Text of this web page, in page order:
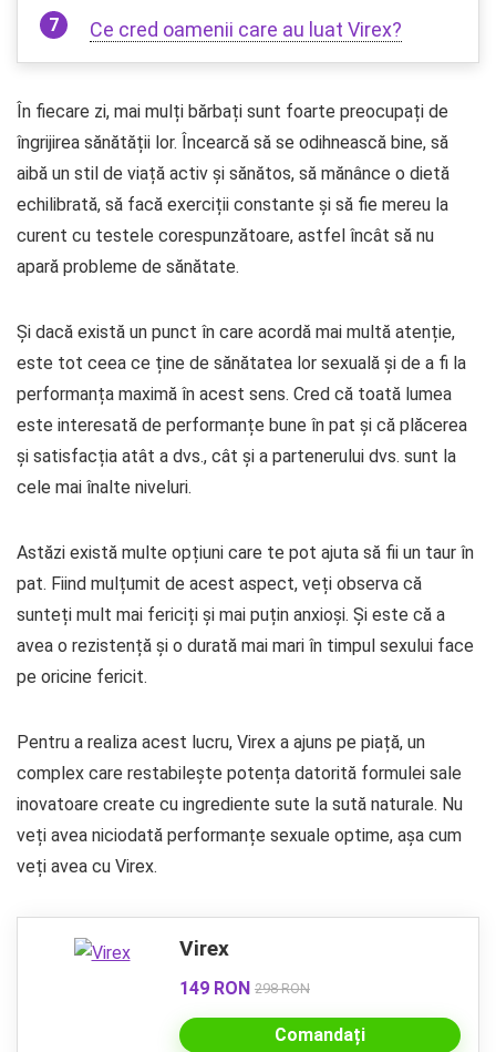
Ce cred oamenii care au luat Virex?
În fiecare zi, mai mulți bărbați sunt foarte preocupați de
îngrijirea sănătății lor. Încearcă să se odihnească bine, să
aibă un stil de viață activ și sănătos, să mănânce o dietă
echilibrată, să facă exerciții constante și să fie mereu la
curent cu testele corespunzătoare, astfel încât să nu
apară probleme de sănătate.
Și dacă există un punct în care acordă mai multă atenție,
este tot ceea ce ține de sănătatea lor sexuală și de a fi la
performanța maximă în acest sens. Cred că toată lumea
este interesată de performanțe bune în pat și că plăcerea
și satisfacția atât a dvs., cât și a partenerului dvs. sunt la
cele mai înalte niveluri.
Astăzi există multe opțiuni care te pot ajuta să fii un taur în
pat. Fiind mulțumit de acest aspect, veți observa că
sunteți mult mai fericiți și mai puțin anxioși. Și este că a
avea o rezistență și o durată mai mari în timpul sexului face
pe oricine fericit.
Pentru a realiza acest lucru, Virex a ajuns pe piață, un
complex care restabilește potența datorită formulei sale
inovatoare create cu ingrediente sute la sută naturale. Nu
veți avea niciodată performanțe sexuale optime, așa cum
veți avea cu Virex.
Virex
149 RON 298 RON
Comandați